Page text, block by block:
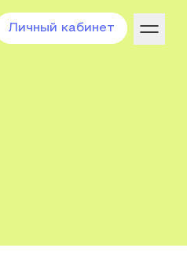
Личный кабинет